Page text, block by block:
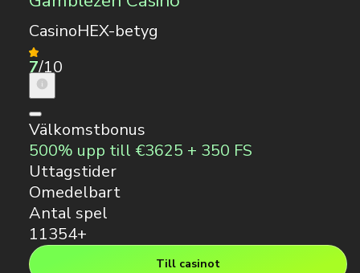
CasinoHEX-betyg
7/10
Välkomstbonus
500% upp till €3625 + 350 FS
Uttagstider
Omedelbart
Antal spel
11354+
Till casinot